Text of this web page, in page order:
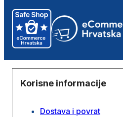
Korisne informacije
Dostava i povrat